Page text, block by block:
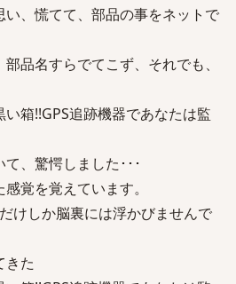
、慌てて、部品の事をネットで
品名すらでてこず、それでも、
い箱!!GPS追跡機器であなたは監
、驚愕しました･･･
覚を覚えています。
けしか脳裏には浮かびませんで
きた